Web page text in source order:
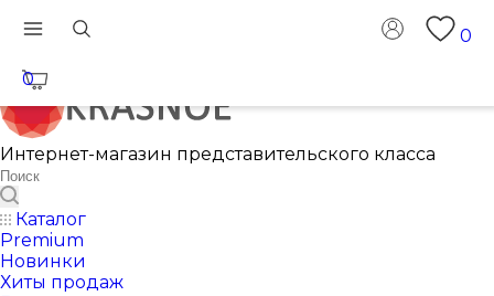
0
0
Интернет-магазин представительского класса
Каталог
Premium
Новинки
Хиты продаж